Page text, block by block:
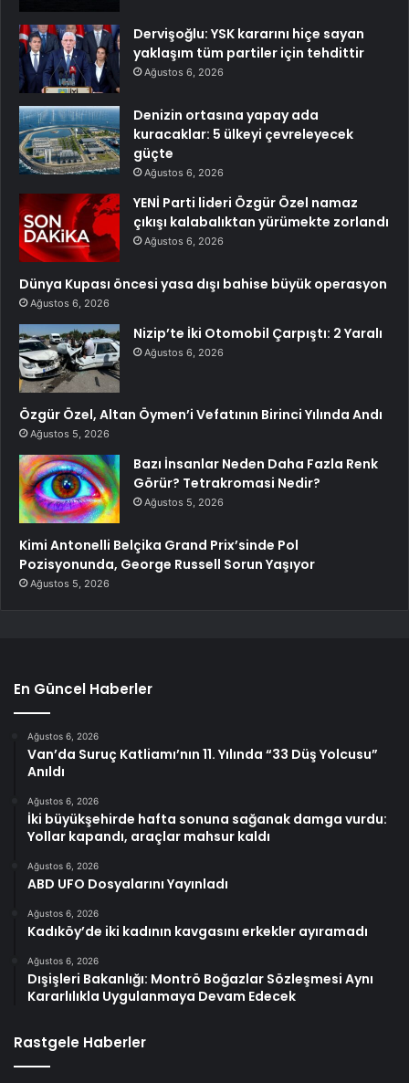
Dervişoğlu: YSK kararını hiçe sayan
yaklaşım tüm partiler için tehdittir
Ağustos 6, 2026
Denizin ortasına yapay ada
kuracaklar: 5 ülkeyi çevreleyecek
güçte
Ağustos 6, 2026
YENİ Parti lideri Özgür Özel namaz
çıkışı kalabalıktan yürümekte zorlandı
Ağustos 6, 2026
Dünya Kupası öncesi yasa dışı bahise büyük operasyon
Ağustos 6, 2026
Nizip’te İki Otomobil Çarpıştı: 2 Yaralı
Ağustos 6, 2026
Özgür Özel, Altan Öymen’i Vefatının Birinci Yılında Andı
Ağustos 5, 2026
Bazı İnsanlar Neden Daha Fazla Renk
Görür? Tetrakromasi Nedir?
Ağustos 5, 2026
Kimi Antonelli Belçika Grand Prix’sinde Pol
Pozisyonunda, George Russell Sorun Yaşıyor
Ağustos 5, 2026
En Güncel Haberler
Ağustos 6, 2026
Van’da Suruç Katliamı’nın 11. Yılında “33 Düş Yolcusu”
Anıldı
Ağustos 6, 2026
İki büyükşehirde hafta sonuna sağanak damga vurdu:
Yollar kapandı, araçlar mahsur kaldı
Ağustos 6, 2026
ABD UFO Dosyalarını Yayınladı
Ağustos 6, 2026
Kadıköy’de iki kadının kavgasını erkekler ayıramadı
Ağustos 6, 2026
Dışişleri Bakanlığı: Montrö Boğazlar Sözleşmesi Aynı
Kararlılıkla Uygulanmaya Devam Edecek
Rastgele Haberler